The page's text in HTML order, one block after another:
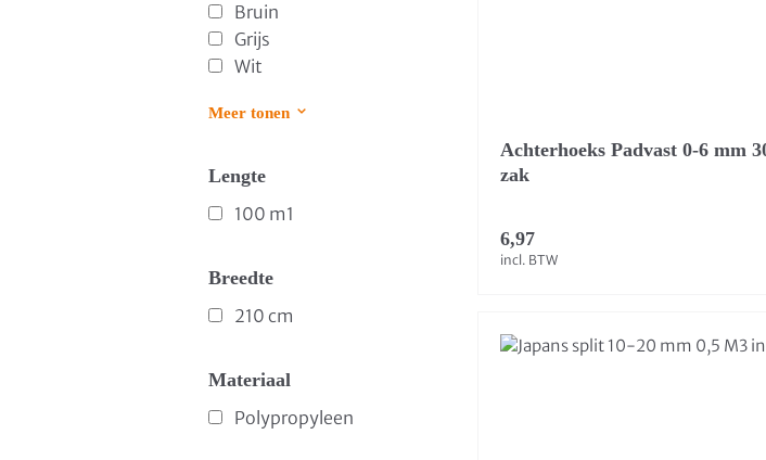
Bruin
Grijs
Wit
Meer tonen
Lengte
100 m1
Breedte
210 cm
Materiaal
Polypropyleen
Achterhoeks Padvast 0-6 mm
zak
6,97
incl. BTW